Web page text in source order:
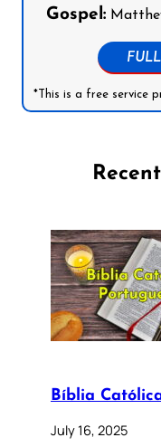
Gospel:
*This is a free service
Bíblia
July 16, 2025